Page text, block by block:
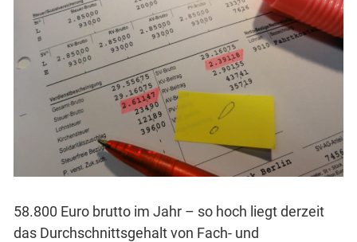
58.800 Euro brutto im Jahr – so hoch liegt derzeit
das Durchschnittsgehalt von Fach- und